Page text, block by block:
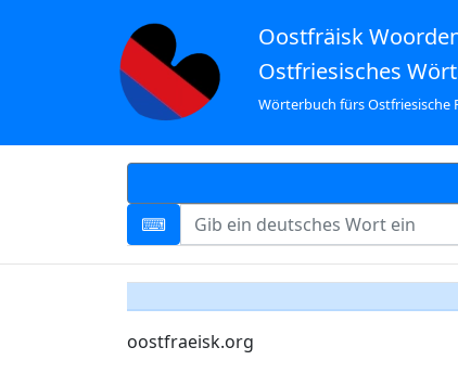
Oostfräisk
Ostfriesisches
Wörterbuch fürs Ostfriesische
oostfraeisk.org